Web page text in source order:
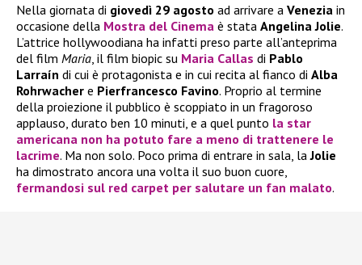
Nella giornata di giovedì 29 agosto ad arrivare a Venezia in
occasione della Mostra del Cinema è stata Angelina Jolie.
L’attrice hollywoodiana ha infatti preso parte all’anteprima
del film Maria , il film biopic su Maria Callas di Pablo
Larraín di cui è protagonista e in cui recita al fianco di Alba
Rohrwacher e Pierfrancesco Favino. Proprio al termine
della proiezione il pubblico è scoppiato in un fragoroso
applauso, durato ben 10 minuti, e a quel punto la star
americana non ha potuto fare a meno di trattenere le
lacrime. Ma non solo. Poco prima di entrare in sala, laJolie
ha dimostrato ancora una volta il suo buon cuore,
fermandosi sul red carpet per salutare un fan malato.